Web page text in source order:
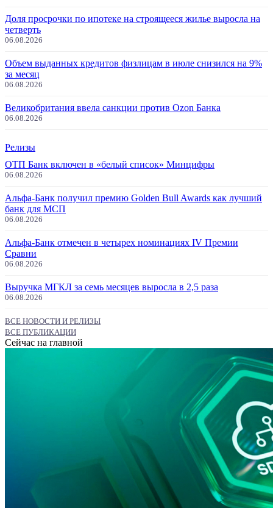
Доля просрочки по ипотеке на строящееся жилье выросла на
четверть
06.08.2026
Объем выданных кредитов физлицам в июле снизился на 9%
за месяц
06.08.2026
Великобритания ввела санкции против Ozon Банка
06.08.2026
Релизы
ОТП Банк включен в «белый список» Минцифры
06.08.2026
Альфа-Банк получил премию Golden Bull Awards как лучший
банк для МСП
06.08.2026
Альфа-Банк отмечен в четырех номинациях IV Премии
Сравни
06.08.2026
Выручка МГКЛ за семь месяцев выросла в 2,5 раза
06.08.2026
ВСЕ НОВОСТИ И РЕЛИЗЫ
ВСЕ ПУБЛИКАЦИИ
Сейчас на главной